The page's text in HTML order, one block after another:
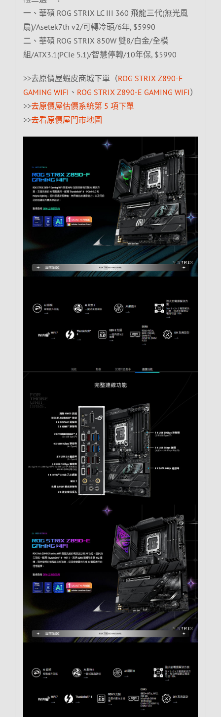
一、華碩 ROG STRIX LC III 360 飛龍三代(無光風
扇)/Asetek7th v2/可轉冷頭/6年, $5990
二、華碩 ROG STRIX 850W 雙8/白金/全模
組/ATX3.1(PCIe 5.1)/智慧停轉/10年保, $5990
>>去原價屋蝦皮商城下單（ROG STRIX Z890-F
GAMING WIFI 、 ROG STRIX Z890-E GAMING WIFI）
>>去原價屋估價系統第 5 項下單
>>去看原價屋門市地圖